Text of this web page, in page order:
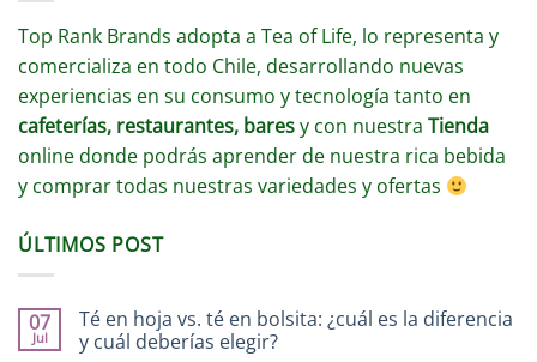
Top Rank Brands adopta a Tea of Life, lo representa y
comercializa en todo Chile, desarrollando nuevas
experiencias en su consumo y tecnología tanto en
cafeterías, restaurantes, baresy con nuestra Tienda
online donde podrás aprender de nuestra rica bebida
y comprar todas nuestras variedades y ofertas
ÚLTIMOS POST
07
Jul
Té en hoja vs. té en bolsita: ¿cuál es la diferencia
y cuál deberías elegir?